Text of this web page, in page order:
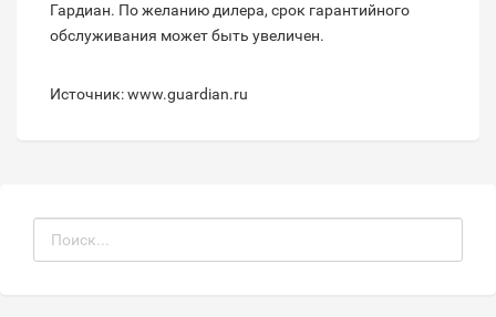
Гардиан. По желанию дилера, срок гарантийного
обслуживания может быть увеличен.
Источник: www.guardian.ru